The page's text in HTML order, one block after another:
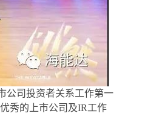
公司投资者关系工作第一
秀的上市公司及IR工作